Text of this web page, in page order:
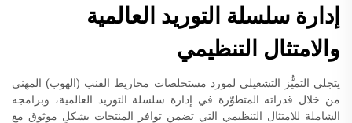
إدارة سلسلة التوريد العالمية
والامتثال التنظيمي
يتجلى التميُّز التشغيلي لمورد مستخلصات مخاريط القنب (الهوب) المهني
من خلال قدراته المتطوّرة في إدارة سلسلة التوريد العالمية، وبرامجه
الشاملة للامتثال التنظيمي التي تضمن توافر المنتجات بشكلٍ موثوقٍ مع